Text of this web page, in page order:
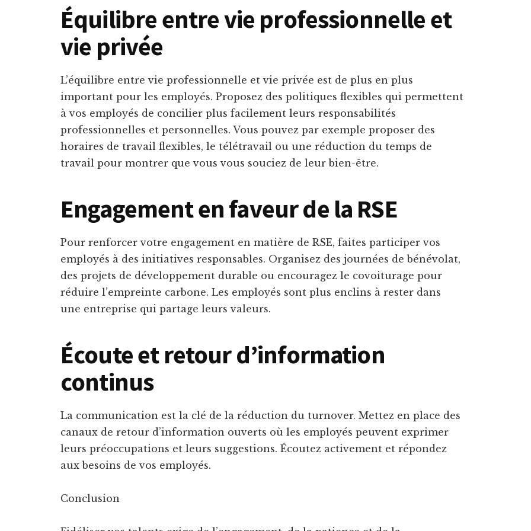
Équilibre entre vie professionnelle et
vie privée
L’équilibre entre vie professionnelle et vie privée est de plus en plus
important pour les employés. Proposez des politiques flexibles qui permettent
à vos employés de concilier plus facilement leurs responsabilités
professionnelles et personnelles. Vous pouvez par exemple proposer des
horaires de travail flexibles, le télétravail ou une réduction du temps de
travail pour montrer que vous vous souciez de leur bien-être.
Engagement en faveur de la RSE
Pour renforcer votre engagement en matière de RSE, faites participer vos
employés à des initiatives responsables. Organisez des journées de bénévolat,
des projets de développement durable ou encouragez le covoiturage pour
réduire l’empreinte carbone. Les employés sont plus enclins à rester dans
une entreprise qui partage leurs valeurs.
Écoute et retour d’information
continus
La communication est la clé de la réduction du turnover. Mettez en place des
canaux de retour d’information ouverts où les employés peuvent exprimer
leurs préoccupations et leurs suggestions. Écoutez activement et répondez
aux besoins de vos employés.
Conclusion